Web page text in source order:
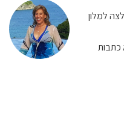
למלון
כתבות